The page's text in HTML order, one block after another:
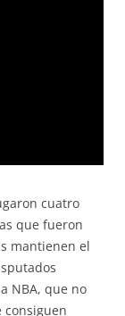
cuatro
que fueron
mantienen el
NBA, que no
consiguen